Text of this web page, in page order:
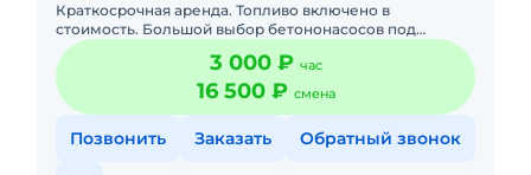
Краткосрочная аренда. Топливо включено в
стоимость. Большой выбор бетононасосов под
разные цели 15 метров, 18 метров, 27 метров, 31 метр,
42 метра, 52 метра. Бе3 000 ₽ час
16 500 ₽ смена
Позвонить Заказать Обратный звонок